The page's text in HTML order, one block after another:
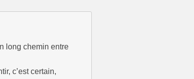
long chemin entre
c’est certain,